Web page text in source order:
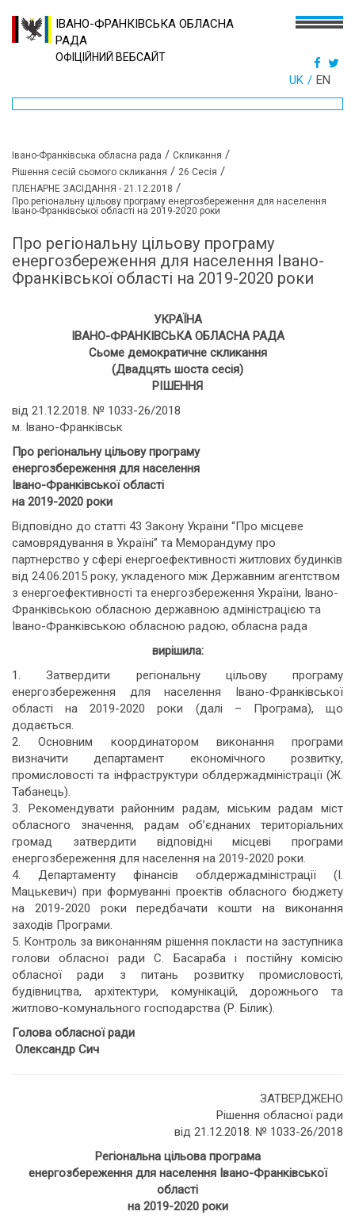
ІВАНО-ФРАНКІВСЬКА ОБЛАСНА
РАДА
ОФІЦІЙНИЙ ВЕБСАЙТ
UK EN
Івано-Франківська обласна рада / Скликання /
Рішення сесій сьомого скликання / 26 Сесія /
ПЛЕНАРНЕ ЗАСІДАННЯ - 21.12.2018 /
Про регіональну цільову програму енергозбереження для населення
Івано-Франківської області на 2019-2020 роки
Про регіональну цільову програму
енергозбереження для населення Івано-
Франківської області на 2019-2020 роки
УКРАЇНА
ІВАНО-ФРАНКІВСЬКА ОБЛАСНА РАДА
Сьоме демократичне скликання
(Двадцять шоста сесія)
РІШЕННЯ
від 21.12.2018. № 1033-26/2018
м. Івано-Франківськ
Про регіональну цільову програму
енергозбереження для населення
Івано-Франківської області
на 2019-2020 роки
Відповідно до статті 43 Закону України “Про місцеве
самоврядування в Україні” та Меморандуму про
партнерство у сфері енергоефективності житлових будинків
від 24.06.2015 року, укладеного між Державним агентством
з енергоефективності та енергозбереження України, Івано-
Франківською обласною державною адміністрацією та
Івано-Франківською обласною радою, обласна рада
вирішила:
1. Затвердити регіональну цільову програму
енергозбереження для населення Івано-Франківської
області на 2019-2020 роки (далі – Програма), що
додається.
2. Основним координатором виконання програми
визначити департамент економічного розвитку,
промисловості та інфраструктури облдержадміністрації (Ж.
Табанець).
3. Рекомендувати районним радам, міським радам міст
обласного значення, радам об’єднаних територіальних
громад затвердити відповідні місцеві програми
енергозбереження для населення на 2019-2020 роки.
4. Департаменту фінансів облдержадміністрації (І.
Мацькевич) при формуванні проектів обласного бюджету
на 2019-2020 роки передбачати кошти на виконання
заходів Програми.
5. Контроль за виконанням рішення покласти на заступника
голови обласної ради С. Басараба і постійну комісію
обласної ради з питань розвитку промисловості,
будівництва, архітектури, комунікацій, дорожнього та
житлово-комунального господарства (Р. Білик).
Голова обласної ради
Олександр Сич
ЗАТВЕРДЖЕНО
Рішення обласної ради
від 21.12.2018. № 1033-26/2018
Регіональна цільова програма
енергозбереження для населення Івано-Франківської
області
на 2019-2020 роки